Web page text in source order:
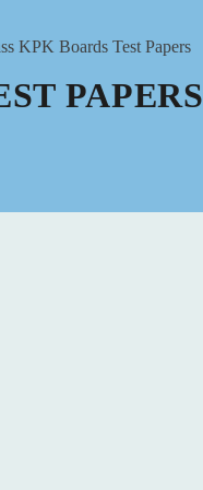
KPK Boards Test Papers
PAPERS